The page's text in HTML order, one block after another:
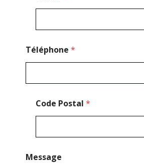
Téléphone *
Code Postal *
Message